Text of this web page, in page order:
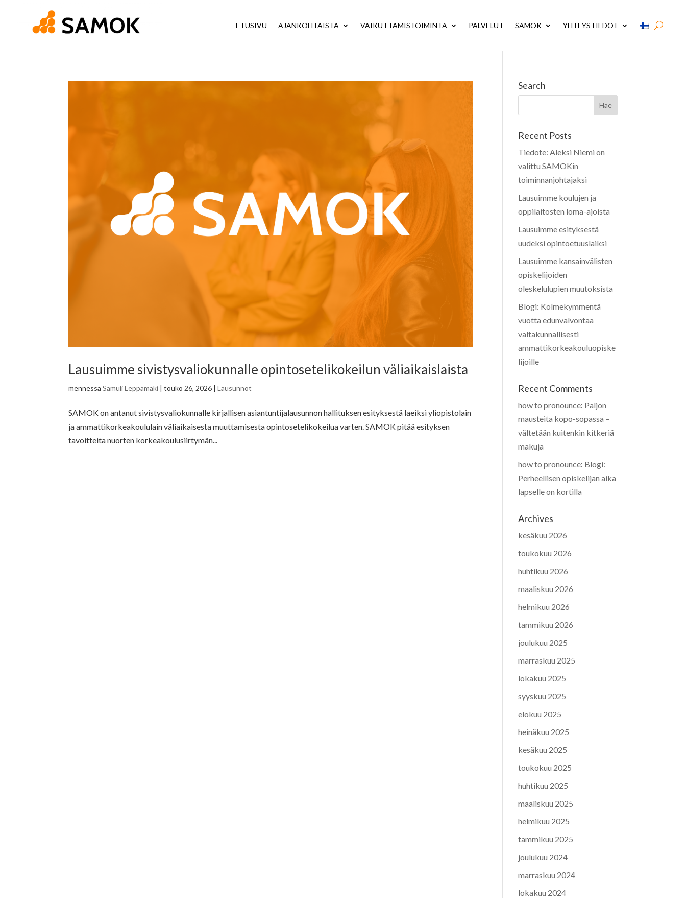
ETUSIVU AJANKOHTAISTA VAIKUTTAMISTOIMINTA PALVELUT SAMOK YHTEYSTIEDOT
Lausuimme sivistysvaliokunnalle opintosetelikokeilun väliaikaislaista
mennessäSamuli Leppämäki |touko 26, 2026 |Lausunnot
SAMOK on antanut sivistysvaliokunnalle kirjallisen asiantuntijalausunnon hallituksen esityksestä laeiksi yliopistolain
ja ammattikorkeakoululain väliaikaisesta muuttamisesta opintosetelikokeilua varten. SAMOK pitää esityksen
tavoitteita nuorten korkeakoulusiirtymän...
Search
Recent Posts
Tiedote: Aleksi Niemi on
valittu SAMOKin
toiminnanjohtajaksi
Lausuimme koulujen ja
oppilaitosten loma-ajoista
Lausuimme esityksestä
uudeksi opintoetuuslaiksi
Lausuimme kansainvälisten
opiskelijoiden
oleskelulupien muutoksista
Blogi: Kolmekymmentä
vuotta edunvalvontaa
valtakunnallisesti
ammattikorkeakouluopiske
lijoille
Recent Comments
how to pronounce: Paljon
mausteita kopo-sopassa –
vältetään kuitenkin kitkeriä
makuja
how to pronounce: Blogi:
Perheellisen opiskelijan aika
lapselle on kortilla
Archives
kesäkuu 2026
toukokuu 2026
huhtikuu 2026
maaliskuu 2026
helmikuu 2026
tammikuu 2026
joulukuu 2025
marraskuu 2025
lokakuu 2025
syyskuu 2025
elokuu 2025
heinäkuu 2025
kesäkuu 2025
toukokuu 2025
huhtikuu 2025
maaliskuu 2025
helmikuu 2025
tammikuu 2025
joulukuu 2024
marraskuu 2024
lokakuu 2024